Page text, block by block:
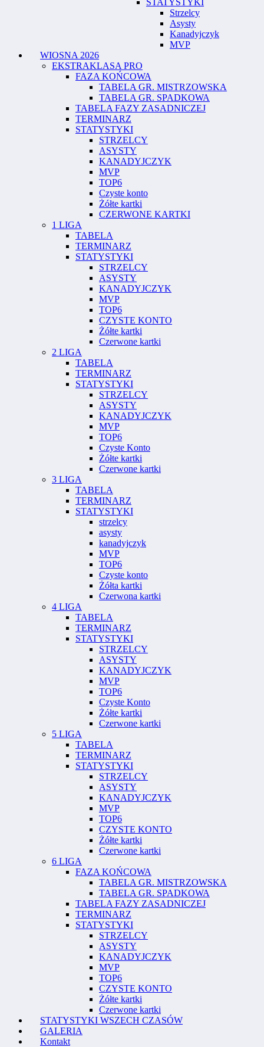
Strzelcy
Asysty
Kanadyjczyk
MVP
WIOSNA 2026
EKSTRAKLASA PRO
FAZA KOŃCOWA
TABELA GR. MISTRZOWSKA
TABELA GR. SPADKOWA
TABELA FAZY ZASADNICZEJ
TERMINARZ
STATYSTYKI
STRZELCY
ASYSTY
KANADYJCZYK
MVP
TOP6
Czyste konto
Żółte kartki
CZERWONE KARTKI
1 LIGA
TABELA
TERMINARZ
STATYSTYKI
STRZELCY
ASYSTY
KANADYJCZYK
MVP
TOP6
CZYSTE KONTO
Żółte kartki
Czerwone kartki
2 LIGA
TABELA
TERMINARZ
STATYSTYKI
STRZELCY
ASYSTY
KANADYJCZYK
MVP
TOP6
Czyste Konto
Żółte kartki
Czerwone kartki
3 LIGA
TABELA
TERMINARZ
STATYSTYKI
strzelcy
asysty
kanadyjczyk
MVP
TOP6
Czyste konto
Żółta kartki
Czerwona kartki
4 LIGA
TABELA
TERMINARZ
STATYSTYKI
STRZELCY
ASYSTY
KANADYJCZYK
MVP
TOP6
Czyste Konto
Żółte kartki
Czerwone kartki
5 LIGA
TABELA
TERMINARZ
STATYSTYKI
STRZELCY
ASYSTY
KANADYJCZYK
MVP
TOP6
CZYSTE KONTO
Żółte kartki
Czerwone kartki
6 LIGA
FAZA KOŃCOWA
TABELA GR. MISTRZOWSKA
TABELA GR. SPADKOWA
TABELA FAZY ZASADNICZEJ
TERMINARZ
STATYSTYKI
STRZELCY
ASYSTY
KANADYJCZYK
MVP
TOP6
CZYSTE KONTO
Żółte kartki
Czerwone kartki
STATYSTYKI WSZECH CZASÓW
GALERIA
Kontakt